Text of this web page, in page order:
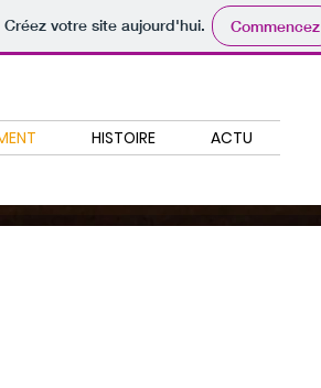
Créez votre site aujourd'hui. Commencez
HISTOIRE ACTU